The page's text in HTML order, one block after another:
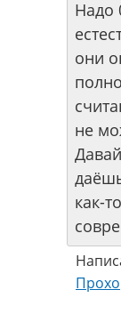
Надо
они
не
как-